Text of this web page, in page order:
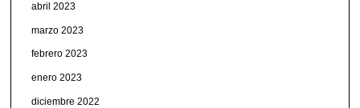
abril 2023
marzo 2023
febrero 2023
enero 2023
diciembre 2022